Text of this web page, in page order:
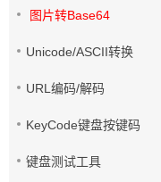
图片转Base64
Unicode/ASCII转换
URL编码/解码
KeyCode键盘按键码
键盘测试工具